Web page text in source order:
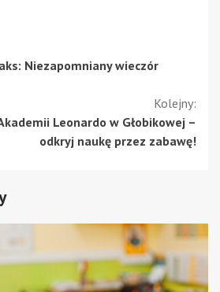
Niezapomniany wieczór
Kolejny:
Leonardo w Głobikowej –
odkryj naukę przez zabawę!